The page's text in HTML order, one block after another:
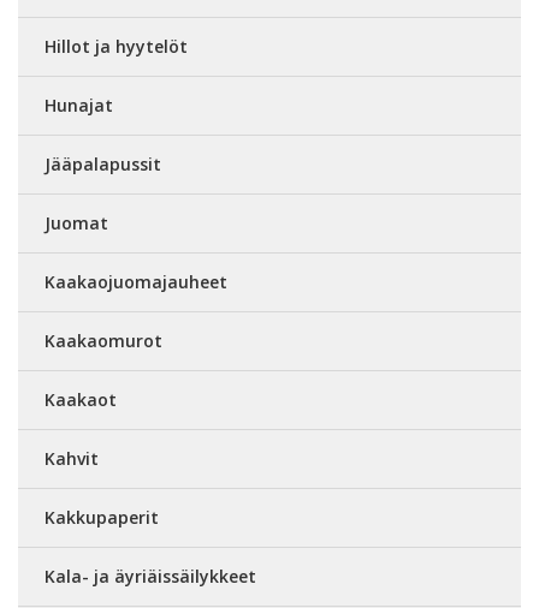
Hillot ja hyytelöt
Hunajat
Jääpalapussit
Juomat
Kaakaojuomajauheet
Kaakaomurot
Kaakaot
Kahvit
Kakkupaperit
Kala- ja äyriäissäilykkeet